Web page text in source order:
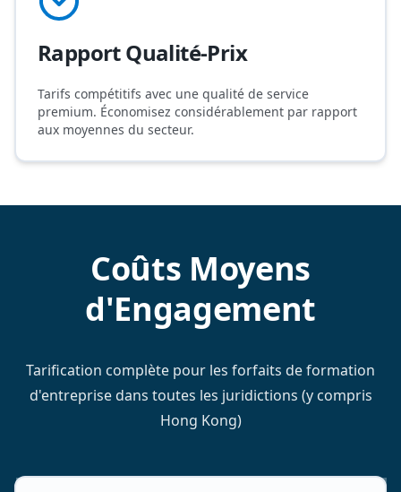
Rapport Qualité-Prix
Tarifs compétitifs avec une qualité de service
premium. Économisez considérablement par rapport
aux moyennes du secteur.
Coûts Moyens
d'Engagement
Tarification complète pour les forfaits de formation
d'entreprise dans toutes les juridictions (y compris
Hong Kong)